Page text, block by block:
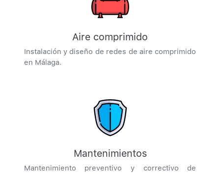
Aire comprimido
Instalación y diseño de redes de aire comprimido
en Málaga.
Mantenimientos
Mantenimiento preventivo y correctivo de